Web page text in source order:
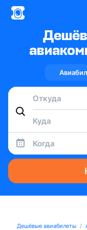
Когда
Дешёвые авиабилеты